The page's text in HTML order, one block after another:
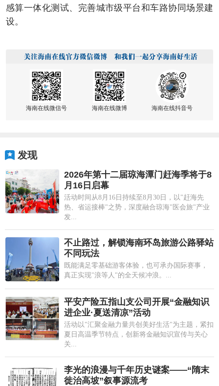
感算一体化测试、完善城市级平台和车路协同场景建
设。
海南在线微信号 海南在线微博 海南在线抖音号
发现
2026年第十二届琼海潭门赶海季将于8
月16日启幕
活动时间从8月16日持续至8月30日，以"赶海先
热、省运接棒"之势，深度融合琼海"医会旅"产业
发...
不止路过，解锁海南环岛旅游公路驿站
不同玩法
既能满足零基础游客体验，也可承办国际赛事，
真正实现"浪等人"的全天候冲浪。...
平安产险五指山支公司开展“金融知识
进企业·夏送清凉”活动
活动以"汇聚金融力量共创美好生活"为主题，紧扣
夏日高温季节特点，创新将金融知识宣传与关心
关...
李光的浪漫与千年历史谜案——“隋末
徙治高坡”叙事源流考